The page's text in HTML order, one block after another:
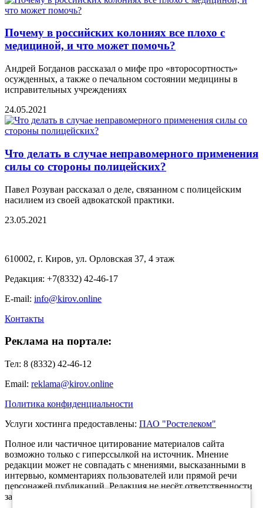
Почему в российских колониях все плохо с
медициной, и что может помочь?
Андрей Богданов рассказал о мифе про «второсортность»
осужденных, а также о печальном состоянии медицины в
исправительных учреждениях
24.05.2021
Что делать в случае неправомерного применения
силы со стороны полицейских?
Павел Розуван рассказал о деле, связанном с полицейским
насилием из своей адвокатской практики.
23.05.2021
610002, г. Киров, ул. Орловская 37, 4 этаж
Редакция: +7(8332) 42-46-17
E-mail: info@kirov.online
Контакты
Реклама на портале:
Тел: 8 (8332) 42-46-12
Email: reklama@kirov.online
Политика конфиденциальности
Услуги хостинга предоставлены: ПАО "Ростелеком"
Полное или частичное цитирование материалов сайта
возможно только с гиперссылкой на источник. Мнение
редакции может не совпадать с мнениями, высказанными в
интервью, комментариях пользователей или прямой речи
персонажей публикаций. Редакция не несёт ответственности
за текст комментариев читателей.